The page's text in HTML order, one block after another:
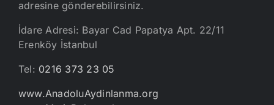
adresine gönderebilirsiniz.
İdare Adresi: Bayar Cad Papatya Apt. 22/11
Erenköy İstanbul
Tel: 0216 373 23 05
www.AnadoluAydinlanma.org